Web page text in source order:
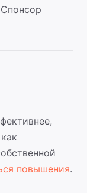
повышения.